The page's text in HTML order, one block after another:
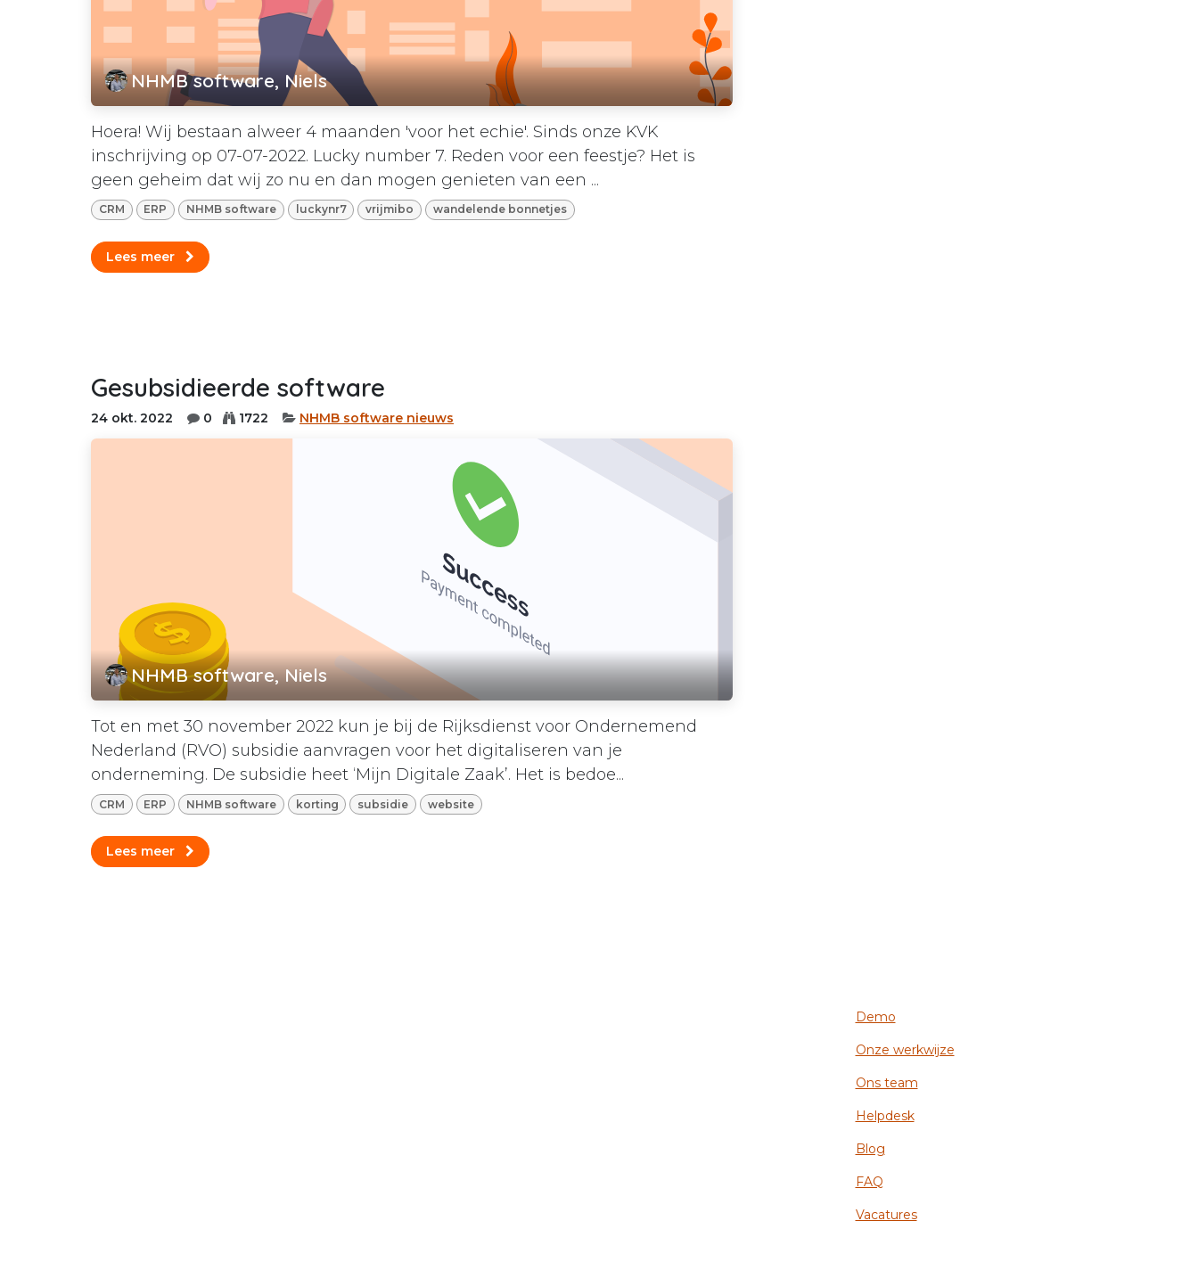
NHMB software, Niels
Hoera! Wij bestaan alweer 4 maanden 'voor het echie'. Sinds onze KVK
inschrijving op 07-07-2022. Lucky number 7. Reden voor een feestje? Het is
geen geheim dat wij zo nu en dan mogen genieten van een ...
CRM ERP NHMB software luckynr7 vrijmibo wandelende bonnetjes
Lees meer
Gesubsidieerde software
24 okt. 2022 0 1722 NHMB software nieuws
NHMB software, Niels
Tot en met 30 november 2022 kun je bij de Rijksdienst voor Ondernemend
Nederland (RVO) subsidie aanvragen voor het digitaliseren van je
onderneming. De subsidie heet ‘Mijn Digitale Zaak’. Het is bedoe...
CRM ERP NHMB software korting subsidie website
Lees meer
Demo
Onze werkwijze
Ons team
Helpdesk
Blog
FAQ
Vacatures